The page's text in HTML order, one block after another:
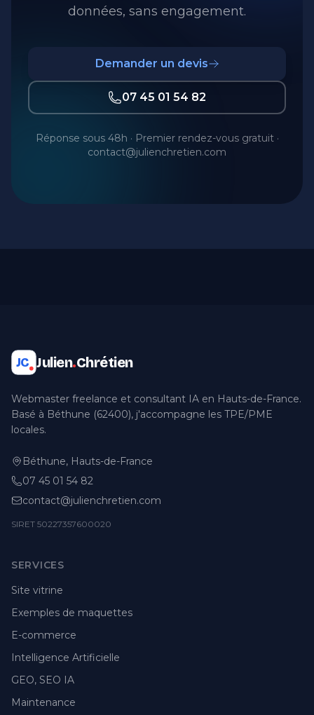
données, sans engagement.
Demander un devis
07 45 01 54 82
Réponse sous 48h · Premier rendez-vous gratuit ·
contact@julienchretien.com
JC Julien.Chrétien
Webmaster freelance et consultant IA en Hauts-de-France.
Basé à Béthune (62400), j'accompagne les TPE/PME
locales.
Béthune, Hauts-de-France
07 45 01 54 82
contact@julienchretien.com
SIRET 50227357600020
SERVICES
Site vitrine
Exemples de maquettes
E-commerce
Intelligence Artificielle
GEO, SEO IA
Maintenance